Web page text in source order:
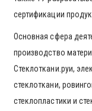
сертификации
Основная сфера
производство
Стеклоткани.руи,
стеклоткани,
стеклопластики и